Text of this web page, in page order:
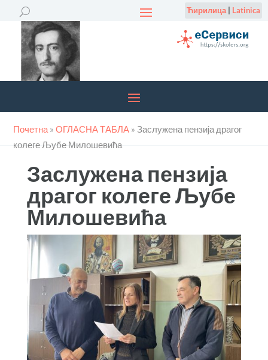
Ћирилица| Latinica
Почетна »ОГЛАСНА ТАБЛА » Заслужена пензија драгог
колеге Љубе Милошевића
Заслужена пензија
драгог колеге Љубе
Милошевића